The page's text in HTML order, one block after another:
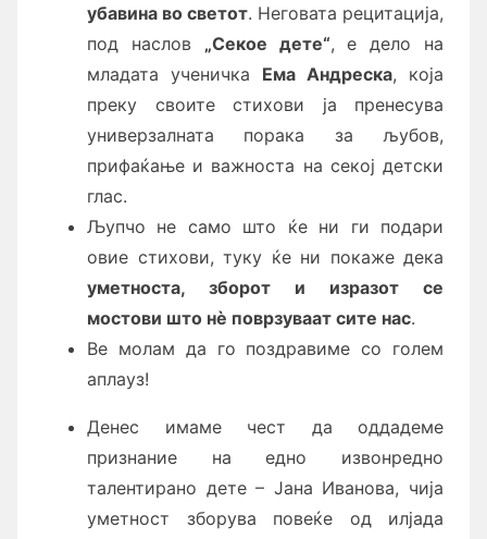
убавина во светот. Неговата рецитација,
под наслов „Секое дете“, е дело на
младата ученичка Ема Андреска, која
преку своите стихови ја пренесува
универзалната порака за љубов,
прифаќање и важноста на секој детски
глас.
Љупчо не само што ќе ни ги подари
овие стихови, туку ќе ни покаже дека
уметноста, зборот и изразот се
мостови што нè поврзуваат сите нас.
Ве молам да го поздравиме со голем
аплауз!
Денес имаме чест да оддадеме
признание на едно извонредно
талентирано дете – Јана Иванова, чија
уметност зборува повеќе од илјада